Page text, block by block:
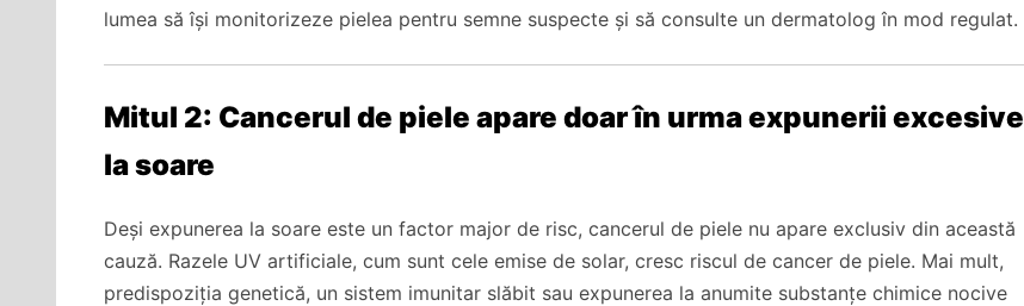
lumea să își monitorizeze pielea pentru semne suspecte și să consulte un dermatolog în mod regulat.
Mitul 2: Cancerul de piele apare doar în urma expunerii excesive
la soare
Deși expunerea la soare este un factor major de risc, cancerul de piele nu apare exclusiv din această
cauză. Razele UV artificiale, cum sunt cele emise de solar, cresc riscul de cancer de piele. Mai mult,
predispoziția genetică, un sistem imunitar slăbit sau expunerea la anumite substanțe chimice nocive